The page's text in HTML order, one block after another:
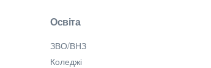
Освіта
ЗВО/ВНЗ
Коледжі